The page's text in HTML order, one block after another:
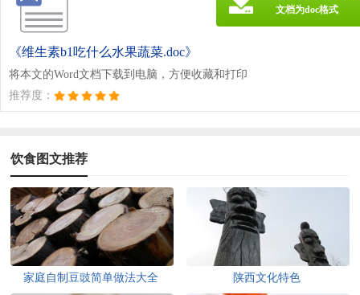
《维生素b1吃什么水果蔬菜.doc》
将本文的Word文档下载到电脑，方便收藏和打印
推荐度：
文档为doc格式
饮食图文推荐
家庭自制豆豉简单做法大全 陕西文化特色